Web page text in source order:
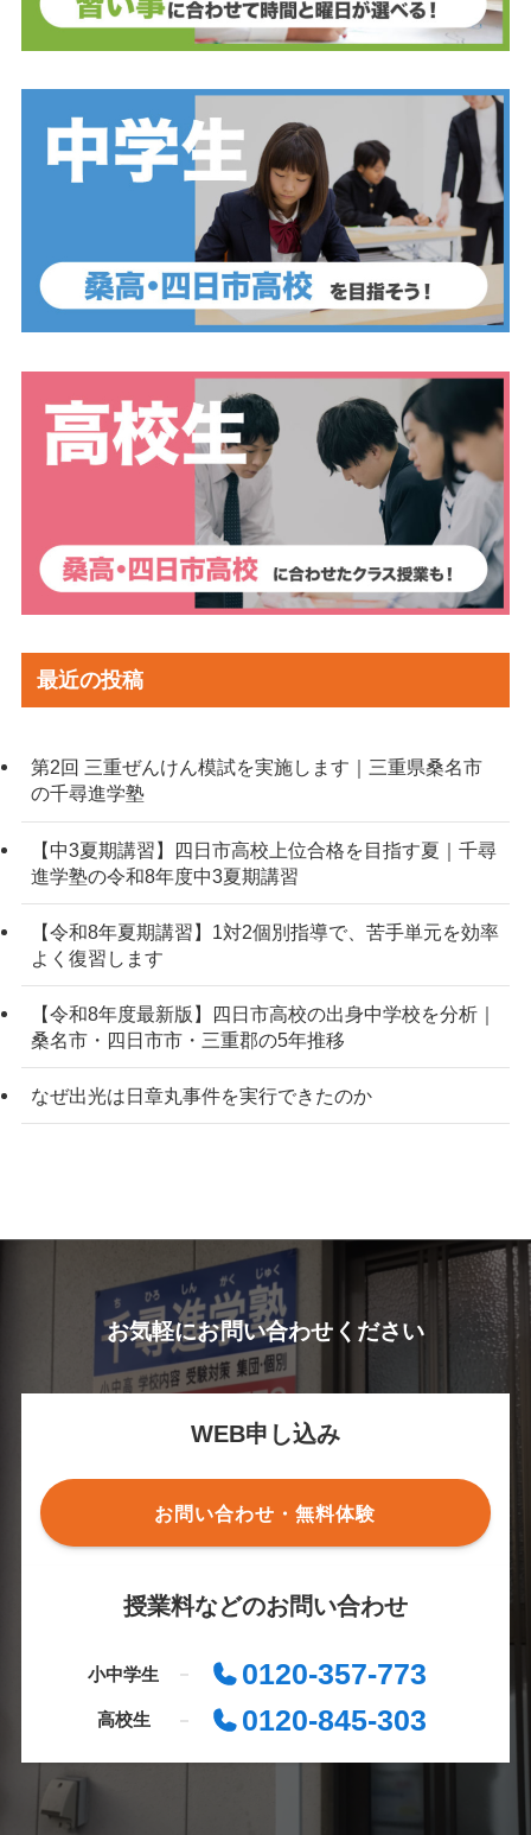
最近の投稿
第2回 三重ぜんけん模試を実施します｜三重県桑名市
の千尋進学塾
【中3夏期講習】四日市高校上位合格を目指す夏｜千尋
進学塾の令和8年度中3夏期講習
【令和8年夏期講習】1対2個別指導で、苦手単元を効率
よく復習します
【令和8年度最新版】四日市高校の出身中学校を分析｜
桑名市・四日市市・三重郡の5年推移
なぜ出光は日章丸事件を実行できたのか
お気軽にお問い合わせください
WEB申し込み
お問い合わせ・無料体験
授業料などのお問い合わせ
小中学生 0120-357-773
高校生 0120-845-303